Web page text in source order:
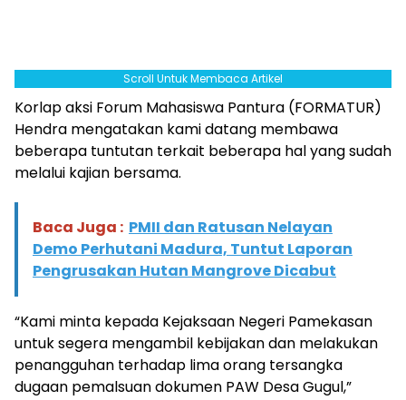
Scroll Untuk Membaca Artikel
Korlap aksi Forum Mahasiswa Pantura (FORMATUR)
Hendra mengatakan kami datang membawa
beberapa tuntutan terkait beberapa hal yang sudah
melalui kajian bersama.
Baca Juga : PMII dan Ratusan Nelayan
Demo Perhutani Madura, Tuntut Laporan
Pengrusakan Hutan Mangrove Dicabut
“Kami minta kepada Kejaksaan Negeri Pamekasan
untuk segera mengambil kebijakan dan melakukan
penangguhan terhadap lima orang tersangka
dugaan pemalsuan dokumen PAW Desa Gugul,”